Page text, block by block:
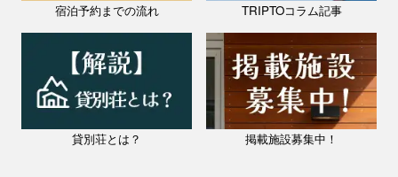
宿泊予約までの流れ TRIPTOコラム記事
貸別荘とは？ 掲載施設募集中！